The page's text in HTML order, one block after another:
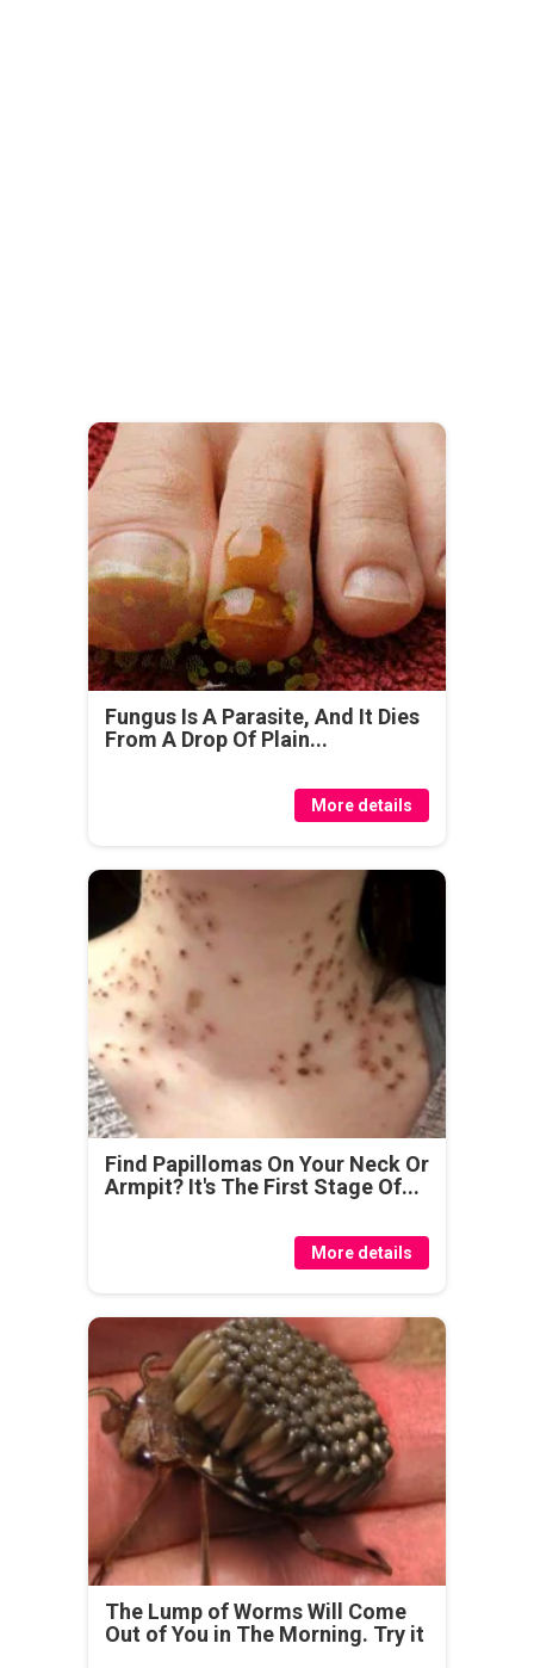
Fungus Is A Parasite, And It Dies
From A Drop Of Plain...
More details
Find Papillomas On Your Neck Or
Armpit? It's The First Stage Of...
More details
The Lump of Worms Will Come
Out of You in The Morning. Try it